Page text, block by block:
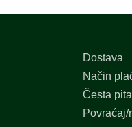
Dostava
Način
Česta